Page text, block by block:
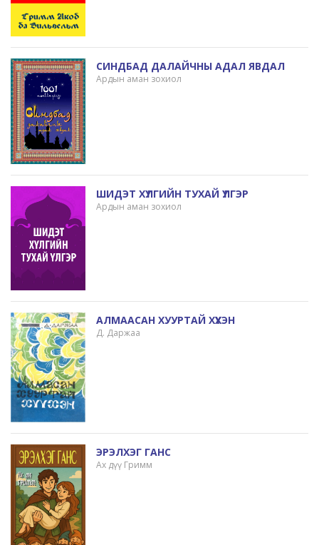
СИНДБАД ДАЛАЙЧНЫ АДАЛ ЯВДАЛ
Ардын аман зохиол
ШИДЭТ ХҮЛГИЙН ТУХАЙ ҮЛГЭР
Ардын аман зохиол
АЛМААСАН ХУУРТАЙ ХҮҮХЭН
Д. Даржаа
ЭРЭЛХЭГ ГАНС
Ах дүү Гримм